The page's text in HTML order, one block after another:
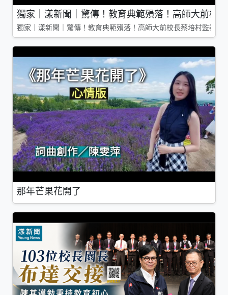
獨家｜漾新聞｜驚傳！教育典範殞落！高師大前校
獨家｜漾新聞｜驚傳！教育典範殞落！高師大前校長蔡培村監委
那年芒果花開了